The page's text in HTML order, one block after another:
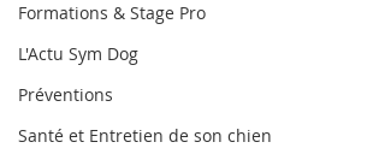
Formations & Stage Pro
L'Actu Sym Dog
Préventions
Santé et Entretien de son chien